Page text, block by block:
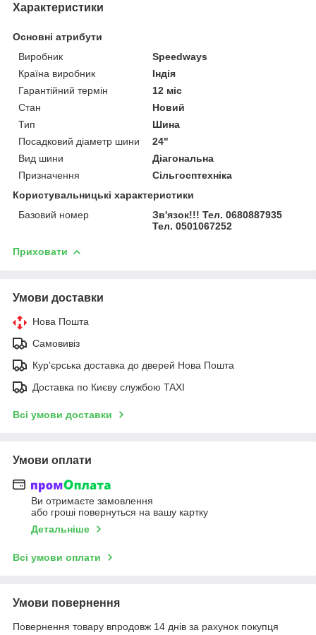
Характеристики
Основні атрибути
Виробник
Speedways
Країна виробник
Індія
Гарантійний термін
12 міс
Стан
Новий
Тип
Шина
Посадковий діаметр шини
24"
Вид шини
Діагональна
Призначення
Сільгосптехніка
Користувальницькі характеристики
Базовий номер
Зв'язок!!! Тел. 0680887935
Тел. 0501067252
Приховати
Умови доставки
Нова Пошта
Самовивіз
Курʼєрська доставка до дверей Нова Пошта
Доставка по Києву службою TAXI
Всі умови доставки
Умови оплати
Ви отримаєте замовлення
або гроші повернуться на вашу картку
Детальніше
Всі умови оплати
Умови повернення
Повернення товару впродовж 14 днів за рахунок покупця